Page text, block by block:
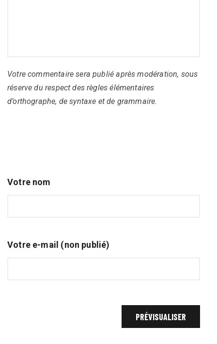
Votre commentaire sera publié après modération, sous
réserve du respect des règles élémentaires
d’orthographe, de syntaxe et de grammaire.
Votre nom
Votre e-mail (non publié)